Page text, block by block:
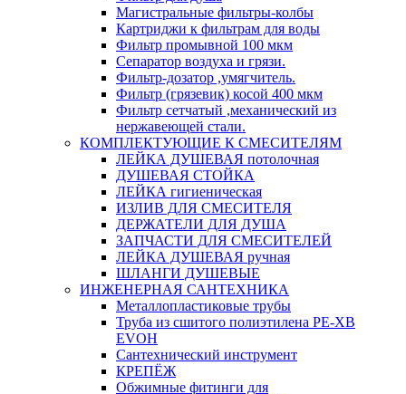
Магистральные фильтры-колбы
Картриджи к фильтрам для воды
Фильтр промывной 100 мкм
Сепаратор воздуха и грязи.
Фильтр-дозатор ,умягчитель.
Фильтр (грязевик) косой 400 мкм
Фильтр сетчатый ,механический из
нержавеющей стали.
КОМПЛЕКТУЮЩИЕ К СМЕСИТЕЛЯМ
ЛЕЙКА ДУШЕВАЯ потолочная
ДУШЕВАЯ СТОЙКА
ЛЕЙКА гигиеническая
ИЗЛИВ ДЛЯ СМЕСИТЕЛЯ
ДЕРЖАТЕЛИ ДЛЯ ДУША
ЗАПЧАСТИ ДЛЯ СМЕСИТЕЛЕЙ
ЛЕЙКА ДУШЕВАЯ ручная
ШЛАНГИ ДУШЕВЫЕ
ИНЖЕНЕРНАЯ САНТЕХНИКА
Металлопластиковые трубы
Труба из сшитого полиэтилена PE-XB
EVOH
Сантехнический инструмент
КРЕПЁЖ
Обжимные фитинги для